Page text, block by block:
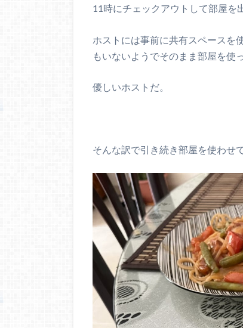
11時にチェックアウトして部屋を
ホストには事前に共有スペースを
もいないようでそのまま部屋を使
優しいホストだ。
そんな訳で引き続き部屋を使わせ